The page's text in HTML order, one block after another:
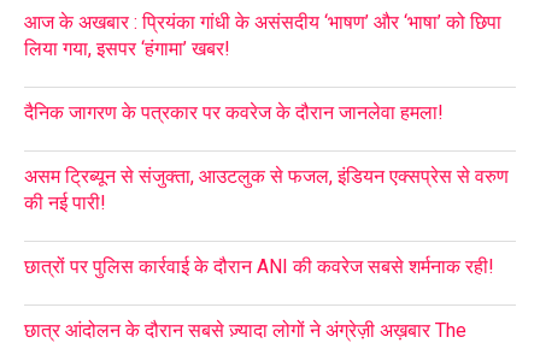
आज के अखबार : प्रियंका गांधी के असंसदीय ‘भाषण’ और ‘भाषा’ को छिपा
लिया गया, इसपर ‘हंगामा’ खबर!
दैनिक जागरण के पत्रकार पर कवरेज के दौरान जानलेवा हमला!
असम ट्रिब्यून से संजुक्ता, आउटलुक से फजल, इंडियन एक्सप्रेस से वरुण
की नई पारी!
छात्रों पर पुलिस कार्रवाई के दौरान ANI की कवरेज सबसे शर्मनाक रही!
छात्र आंदोलन के दौरान सबसे ज़्यादा लोगों ने अंग्रेज़ी अख़बार The